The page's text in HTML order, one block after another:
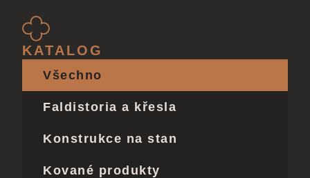
KATALOG
Všechno
Faldistoria a křesla
Konstrukce na stan
Kované produkty